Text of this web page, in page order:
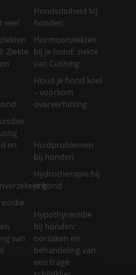
veel
Hondsdolheid bij
honden
Ziekte
Hormoonziekten
bij je hond: ziekte
van Cushing
Houd je hond koel
– voorkom
oververhitting
en
Huidproblemen
bij honden
Hydrotherapie bij
je hond
van
Hypothyreoïdie
bij honden:
oorzaken en
behandeling van
een trage